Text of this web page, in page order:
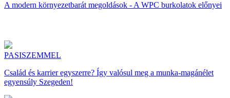
A modern környezetbarát megoldások - A WPC burkolatok előnyei
PASISZEMMEL
Család és karrier egyszerre? Így valósul meg a munka-magánélet
egyensúly Szegeden!